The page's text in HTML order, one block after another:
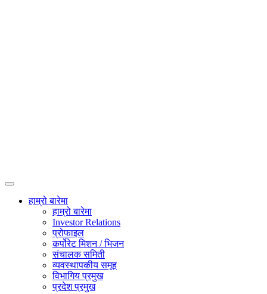
हाम्रो बारेमा
हाम्रो बारेमा
Investor Relations
प्रोफाइल
कर्पोरेट मिशन / भिजन
संचालक समिती
व्यवस्थापकीय समूह
विभागिय प्रमुख
प्रदेश प्रमुख